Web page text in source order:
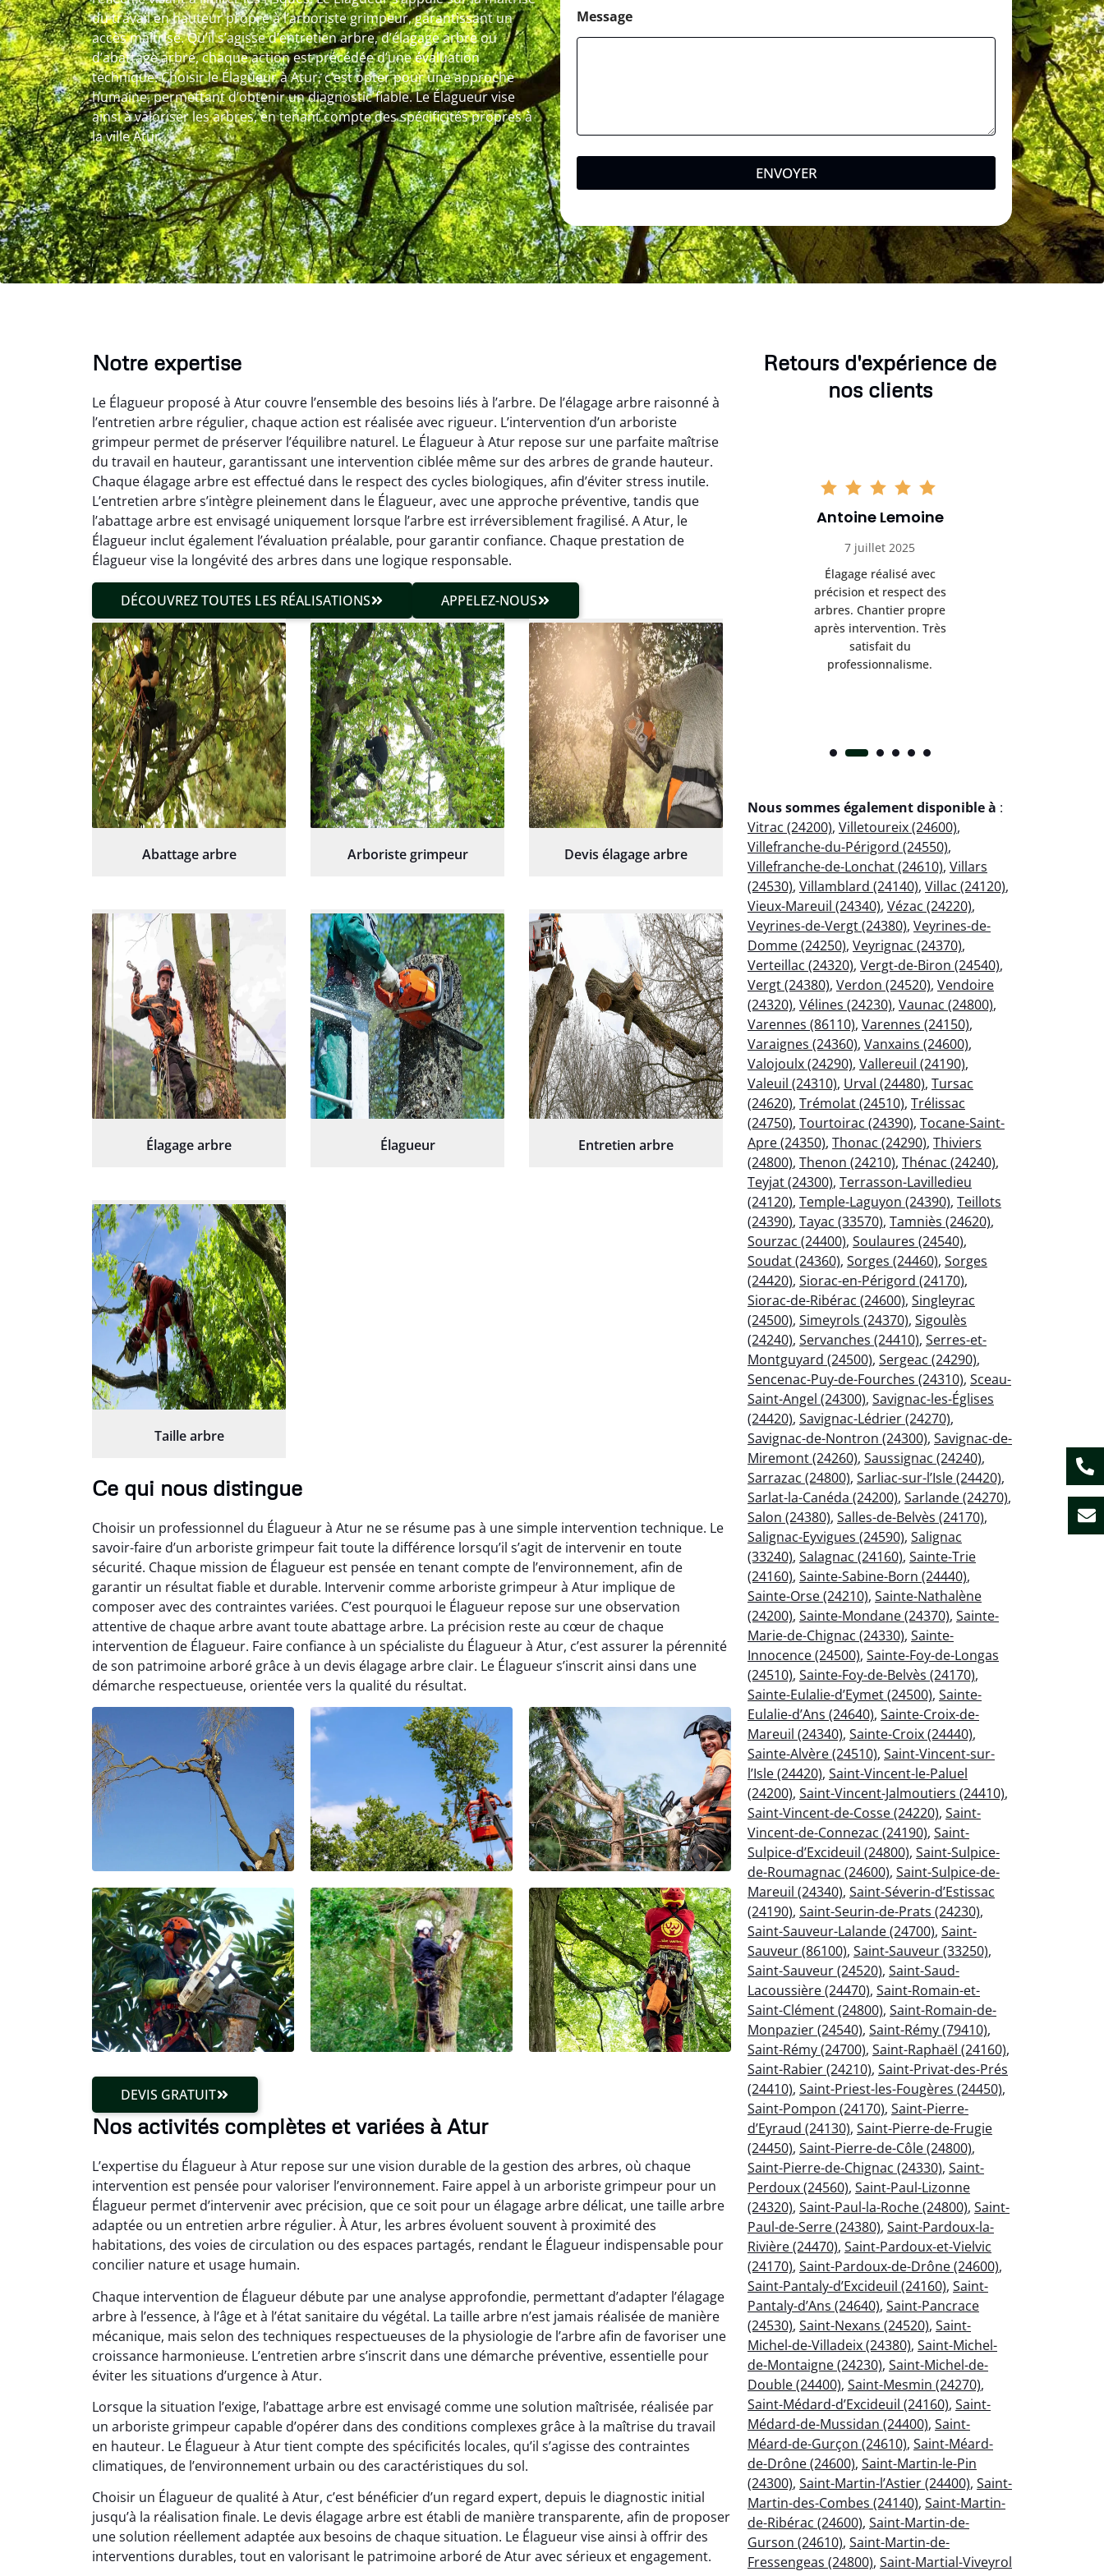
du travail en hauteur propre à l’arboriste grimpeur, garantissant un
accès maîtrisé. Qu’il s’agisse d’entretien arbre, d’élagage arbre ou
d’abattage arbre, chaque action est précédée d’une évaluation
technique. Choisir le Élagueur à Atur, c’est opter pour une approche
humaine, permettant d’obtenir un diagnostic fiable. Le Élagueur vise
ainsi à valoriser les arbres, en tenant compte des spécificités propres à
la ville Atur.
Message
ENVOYER
Notre expertise
Le Élagueur proposé à Atur couvre l’ensemble des besoins liés à l’arbre. De l’élagage arbre raisonné à
l’entretien arbre régulier, chaque action est réalisée avec rigueur. L’intervention d’un arboriste
grimpeur permet de préserver l’équilibre naturel. Le Élagueur à Atur repose sur une parfaite maîtrise
du travail en hauteur, garantissant une intervention ciblée même sur des arbres de grande hauteur.
Chaque élagage arbre est effectué dans le respect des cycles biologiques, afin d’éviter stress inutile.
L’entretien arbre s’intègre pleinement dans le Élagueur, avec une approche préventive, tandis que
l’abattage arbre est envisagé uniquement lorsque l’arbre est irréversible­ment fragilisé. A Atur, le
Élagueur inclut également l’évaluation préalable, pour garantir confiance. Chaque prestation de
Élagueur vise la longévité des arbres dans une logique responsable.
DÉCOUVREZ TOUTES LES RÉALISATIONS APPELEZ-NOUS
Abattage arbre Arboriste grimpeur Devis élagage arbre
Élagage arbre Élagueur Entretien arbre
Taille arbre
Ce qui nous distingue
Choisir un professionnel du Élagueur à Atur ne se résume pas à une simple intervention technique. Le
savoir-faire d’un arboriste grimpeur fait toute la différence lorsqu’il s’agit de intervenir en toute
sécurité. Chaque mission de Élagueur est pensée en tenant compte de l’environnement, afin de
garantir un résultat fiable et durable. Intervenir comme arboriste grimpeur à Atur implique de
composer avec des contraintes variées. C’est pourquoi le Élagueur repose sur une observation
attentive de chaque arbre avant toute abattage arbre. La précision reste au cœur de chaque
intervention de Élagueur. Faire confiance à un spécialiste du Élagueur à Atur, c’est assurer la pérennité
de son patrimoine arboré grâce à un devis élagage arbre clair. Le Élagueur s’inscrit ainsi dans une
démarche respectueuse, orientée vers la qualité du résultat.
DEVIS GRATUIT
Nos activités complètes et variées à Atur
L’expertise du Élagueur à Atur repose sur une vision durable de la gestion des arbres, où chaque
intervention est pensée pour valoriser l’environnement. Faire appel à un arboriste grimpeur pour un
Élagueur permet d’intervenir avec précision, que ce soit pour un élagage arbre délicat, une taille arbre
adaptée ou un entretien arbre régulier. À Atur, les arbres évoluent souvent à proximité des
habitations, des voies de circulation ou des espaces partagés, rendant le Élagueur indispensable pour
concilier nature et usage humain.
Chaque intervention de Élagueur débute par une analyse approfondie, permettant d’adapter l’élagage
arbre à l’essence, à l’âge et à l’état sanitaire du végétal. La taille arbre n’est jamais réalisée de manière
mécanique, mais selon des techniques respectueuses de la physiologie de l’arbre afin de favoriser une
croissance harmonieuse. L’entretien arbre s’inscrit dans une démarche préventive, essentielle pour
éviter les situations d’urgence à Atur.
Lorsque la situation l’exige, l’abattage arbre est envisagé comme une solution maîtrisée, réalisée par
un arboriste grimpeur capable d’opérer dans des conditions complexes grâce à la maîtrise du travail
en hauteur. Le Élagueur à Atur tient compte des spécificités locales, qu’il s’agisse des contraintes
climatiques, de l’environnement urbain ou des caractéristiques du sol.
Choisir un Élagueur de qualité à Atur, c’est bénéficier d’un regard expert, depuis le diagnostic initial
jusqu’à la réalisation finale. Le devis élagage arbre est établi de manière transparente, afin de proposer
une solution réellement adaptée aux besoins de chaque situation. Le Élagueur vise ainsi à offrir des
interventions durables, tout en valorisant le patrimoine arboré de Atur avec sérieux et engagement.
Retours d'expérience de
nos clients
Mathieu Roussel
19 décembre 2025
précise malgré des
conditions compliquées. Le
résultat est exactement
conforme à mes attentes.
Julien Caradec
18 juin 2025
propre et parfaitement
maîtrisée. Résultat
impeccable.
Antoine Lemoine
7 juillet 2025
Élagage réalisé avec
précision et respect des
arbres. Chantier propre
après intervention. Très
satisfait du
professionnalisme.
Nous sommes également disponible à :
Vitrac (24200), Villetoureix (24600),
Villefranche-du-Périgord (24550),
Villefranche-de-Lonchat (24610), Villars
(24530), Villamblard (24140), Villac (24120),
Vieux-Mareuil (24340), Vézac (24220),
Veyrines-de-Vergt (24380), Veyrines-de-
Domme (24250), Veyrignac (24370),
Verteillac (24320), Vergt-de-Biron (24540),
Vergt (24380), Verdon (24520), Vendoire
(24320), Vélines (24230), Vaunac (24800),
Varennes (86110), Varennes (24150),
Varaignes (24360), Vanxains (24600),
Valojoulx (24290), Vallereuil (24190),
Valeuil (24310), Urval (24480), Tursac
(24620), Trémolat (24510), Trélissac
(24750), Tourtoirac (24390), Tocane-Saint-
Apre (24350), Thonac (24290), Thiviers
(24800), Thenon (24210), Thénac (24240),
Teyjat (24300), Terrasson-Lavilledieu
(24120), Temple-Laguyon (24390), Teillots
(24390), Tayac (33570), Tamniès (24620),
Sourzac (24400), Soulaures (24540),
Soudat (24360), Sorges (24460), Sorges
(24420), Siorac-en-Périgord (24170),
Siorac-de-Ribérac (24600), Singleyrac
(24500), Simeyrols (24370), Sigoulès
(24240), Servanches (24410), Serres-et-
Montguyard (24500), Sergeac (24290),
Sencenac-Puy-de-Fourches (24310), Sceau-
Saint-Angel (24300), Savignac-les-Églises
(24420), Savignac-Lédrier (24270),
Savignac-de-Nontron (24300), Savignac-de-
Miremont (24260), Saussignac (24240),
Sarrazac (24800), Sarliac-sur-l’Isle (24420),
Sarlat-la-Canéda (24200), Sarlande (24270),
Salon (24380), Salles-de-Belvès (24170),
Salignac-Eyvigues (24590), Salignac
(33240), Salagnac (24160), Sainte-Trie
(24160), Sainte-Sabine-Born (24440),
Sainte-Orse (24210), Sainte-Nathalène
(24200), Sainte-Mondane (24370), Sainte-
Marie-de-Chignac (24330), Sainte-
Innocence (24500), Sainte-Foy-de-Longas
(24510), Sainte-Foy-de-Belvès (24170),
Sainte-Eulalie-d’Eymet (24500), Sainte-
Eulalie-d’Ans (24640), Sainte-Croix-de-
Mareuil (24340), Sainte-Croix (24440),
Sainte-Alvère (24510), Saint-Vincent-sur-
l’Isle (24420), Saint-Vincent-le-Paluel
(24200), Saint-Vincent-Jalmoutiers (24410),
Saint-Vincent-de-Cosse (24220), Saint-
Vincent-de-Connezac (24190), Saint-
Sulpice-d’Excideuil (24800), Saint-Sulpice-
de-Roumagnac (24600), Saint-Sulpice-de-
Mareuil (24340), Saint-Séverin-d’Estissac
(24190), Saint-Seurin-de-Prats (24230),
Saint-Sauveur-Lalande (24700), Saint-
Sauveur (86100), Saint-Sauveur (33250),
Saint-Sauveur (24520), Saint-Saud-
Lacoussière (24470), Saint-Romain-et-
Saint-Clément (24800), Saint-Romain-de-
Monpazier (24540), Saint-Rémy (79410),
Saint-Rémy (24700), Saint-Raphaël (24160),
Saint-Rabier (24210), Saint-Privat-des-Prés
(24410), Saint-Priest-les-Fougères (24450),
Saint-Pompon (24170), Saint-Pierre-
d’Eyraud (24130), Saint-Pierre-de-Frugie
(24450), Saint-Pierre-de-Côle (24800),
Saint-Pierre-de-Chignac (24330), Saint-
Perdoux (24560), Saint-Paul-Lizonne
(24320), Saint-Paul-la-Roche (24800), Saint-
Paul-de-Serre (24380), Saint-Pardoux-la-
Rivière (24470), Saint-Pardoux-et-Vielvic
(24170), Saint-Pardoux-de-Drône (24600),
Saint-Pantaly-d’Excideuil (24160), Saint-
Pantaly-d’Ans (24640), Saint-Pancrace
(24530), Saint-Nexans (24520), Saint-
Michel-de-Villadeix (24380), Saint-Michel-
de-Montaigne (24230), Saint-Michel-de-
Double (24400), Saint-Mesmin (24270),
Saint-Médard-d’Excideuil (24160), Saint-
Médard-de-Mussidan (24400), Saint-
Méard-de-Gurçon (24610), Saint-Méard-
de-Drône (24600), Saint-Martin-le-Pin
(24300), Saint-Martin-l’Astier (24400), Saint-
Martin-des-Combes (24140), Saint-Martin-
de-Ribérac (24600), Saint-Martin-de-
Gurson (24610), Saint-Martin-de-
Fressengeas (24800), Saint-Martial-Viveyrol